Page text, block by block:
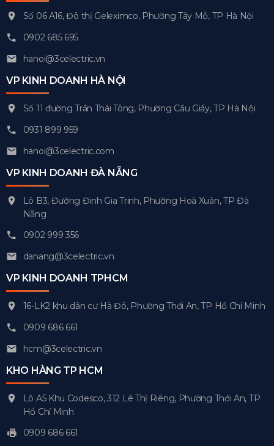
Số 06 A16, Đô thị Geleximco, Phường Tây Mỗ, TP Hà Nội
0902 685 695
hanoi@3celectric.vn
VP KINH DOANH HÀ NỘI
Số 11 đường Trần Thái Tông, Phường Cầu Giấy, TP Hà Nội
0931 899 959
hanoi@3celectric.com
VP KINH DOANH ĐÀ NẴNG
Lô B3, Đường Đinh Gia Trinh, Phường Hoà Xuân, TP Đà
Nẵng
0902 999 356
danang@3celectric.vn
VP KINH DOANH TPHCM
16-LK2 khu dân cư Hà Đô, Phường Thới An, TP Hồ Chí Minh
0909 686 661
hcm@3celectric.vn
KHO HÀNG TP HCM
Lô A5 Khu Codesco, 312 Lê Thị Riêng, Phường Thới An, TP
Hồ Chí Minh
0909 686 661